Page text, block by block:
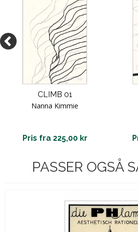
CLIMB 01
Nanna Kimmie
Pris fra 225,00 kr
PASSER OGSÅ